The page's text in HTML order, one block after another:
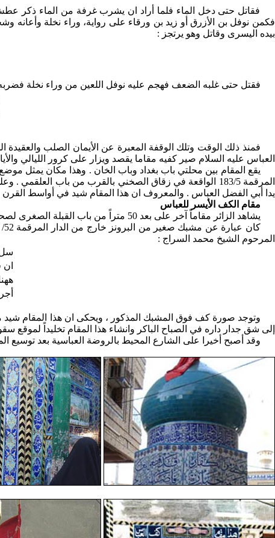
فقاتل حتى دخل الماء فلما أراد ان يشرب غرفة من الماء ذكر
فكمن نوفل بن الأزرق أو زيد بن ورقاء على رواية، وراء نخلة
بيده اليسرى وقاتل وهو يرتجز :
فقتل حتى غلبه الضعف فهجم عليه نوفل اللعين من وراء نخلة
فمنذ ذلك الوقت وتلك الوقفة المعبرة عن الأيمان الصلب
العباس عليه السلام صير كفيه مقاما يقصد ويزار على كرور الليالي
يقع المقام بين محلتي باب بغداد وباب الخان . وهذا مكان يمثل
يدا أبي الفضل العباس . والمعروف ان هذا المقام شيد في أواسط
مقام الكف الأيسر للعباس
يشاهد الزائر مقاماً آخر على بعد 50 متراً من باب القبلة الصغرى لصحن العباس عند مدخل سوق باب الخان .
المرحوم الشيخ محمد السراج :
سل
إلى شق جدار داره في الصباح الباكر وانشاء هذا المقام تخليداً لموقع
وقد أصبح أخيرا على الشارع المحيط بالروضة العباسية بعد توسيع